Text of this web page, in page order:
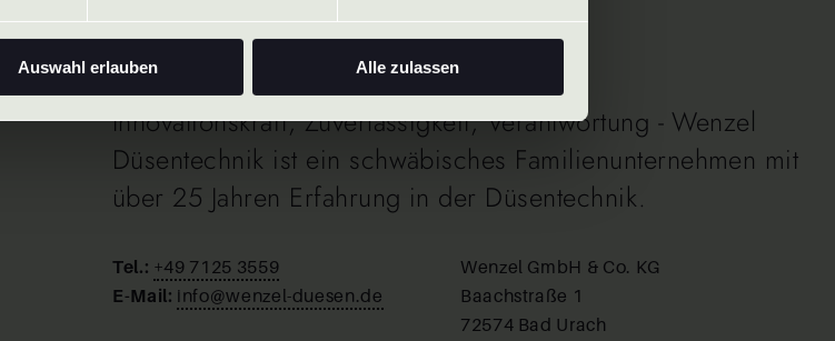
Auswahl erlauben Alle zulassen
Innovationskraft, Zuverlässigkeit, Verantwortung - Wenzel
Düsentechnik ist ein schwäbisches Familienunternehmen mit
über 25 Jahren Erfahrung in der Düsentechnik.
Tel.: +49 7125 3559
E-Mail: info@wenzel-duesen.de
Wenzel GmbH & Co. KG
Baachstraße 1
72574 Bad Urach